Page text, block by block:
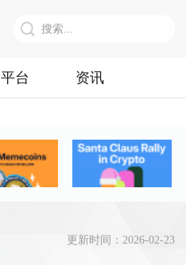
平台 资讯
更新时间：2026-02-23